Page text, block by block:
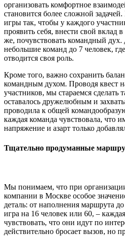
организовать комфортное
становится более сложной
игры так, чтобы у каждого
проявить себя, внести свой вклад
же, почувствовать командный
небольшие команд до 7 человек,
отводится своя роль.
Кроме того, важно сохранить
командным духом. Проводя квест
участников, мы стараемся сделать
оставалось дружелюбным и
проводила к общей
каждая команда чувствовала, что
напряжение и азарт только
Тщательно продуманные
Мы понимаем, что при
компании в Москве особое
деталь: от наполнения маршрута
игра на 16 человек или 60, –
чувствовать, что они идут по
действительно бросает вызов, но